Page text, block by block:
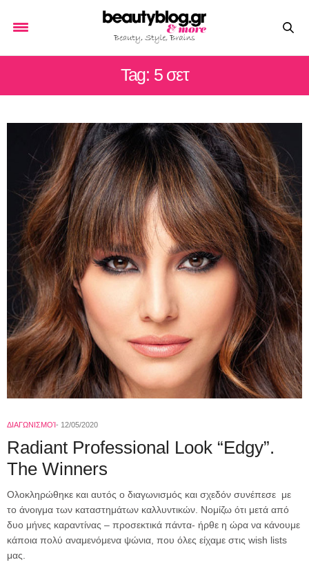
Tag: 5 σετ
ΔΙΑΓΩΝΙΣΜΟΊ 12/05/2020
Radiant Professional Look “Edgy”.
The Winners
Ολοκληρώθηκε και αυτός ο διαγωνισμός και σχεδόν συνέπεσε με
το άνοιγμα των καταστημάτων καλλυντικών. Νομίζω ότι μετά από
δυο μήνες καραντίνας – προσεκτικά πάντα- ήρθε η ώρα να κάνουμε
κάποια πολύ αναμενόμενα ψώνια, που όλες είχαμε στις wish lists
μας.